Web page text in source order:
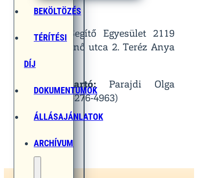
BEKÖLTÖZÉS
TÉRÍTÉSI
DÍJ
DOKUMENTUMOK
ÁLLÁSAJÁNLATOK
ARCHÍVUM
Helyszín:
Egymást Segítő Egyesület 2119
Pécel, Pihenő utca 2. Teréz Anya
Terem
Kapcsolattartó:Parajdi Olga
(Tel.: 06-30-276-4963)